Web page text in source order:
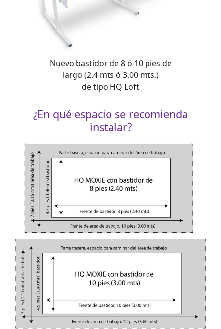
Nuevo bastidor de 8 ó 10 pies de
largo (2.4 mts ó 3.00 mts.)
de tipo HQ Loft
¿En qué espacio se recomienda
instalar?